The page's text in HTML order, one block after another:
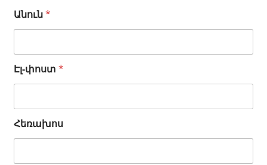
Անուն*
Էլ-փոստ*
Ա
Հեռախոս